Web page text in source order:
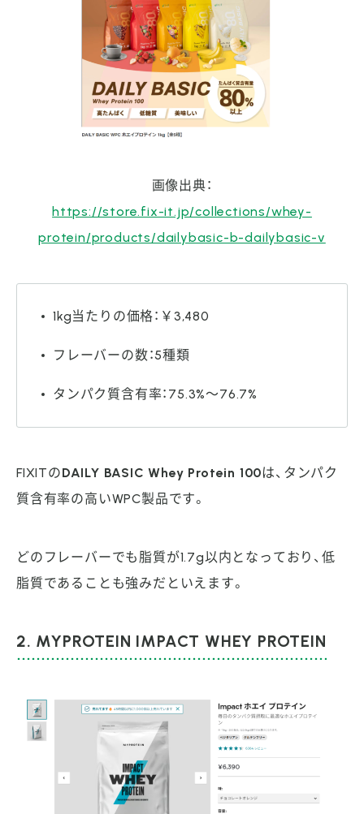
画像出典：
https://store.fix-it.jp/collections/whey-
protein/products/dailybasic-b-dailybasic-v
1kg当たりの価格：￥3,480
フレーバーの数：5種類
タンパク質含有率：75.3%～76.7%
FIXITのDAILY BASIC Whey Protein 100は、タンパク
質含有率の高いWPC製品です。
どのフレーバーでも脂質が1.7g以内となっており、低
脂質であることも強みだといえます。
2. MYPROTEIN IMPACT WHEY PROTEIN